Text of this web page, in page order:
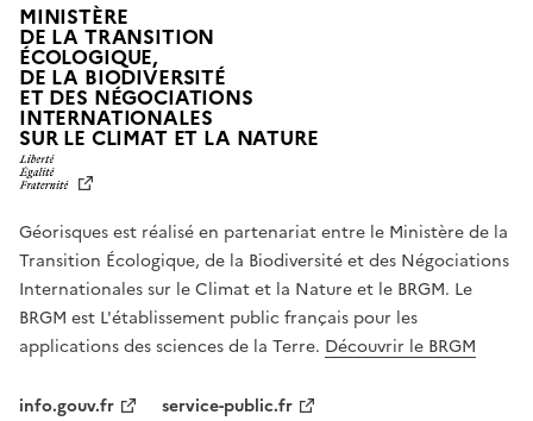
MINISTÈRE
DE LA TRANSITION
ÉCOLOGIQUE,
DE LA BIODIVERSITÉ
ET DES NÉGOCIATIONS
INTERNATIONALES
SUR LE CLIMAT ET LA NATUREL
T
É
,
É
G
A
L
Géorisques est réalisé en partenariat entre le Ministère de la
Transition Écologique, de la Biodiversité et des Négociations
Internationales sur le Climat et la Nature et le BRGM. Le
BRGM est L'établissement public français pour les
applications des sciences de la Terre. Découvrir le BRGM
info.gouv.fr
service-public.fr